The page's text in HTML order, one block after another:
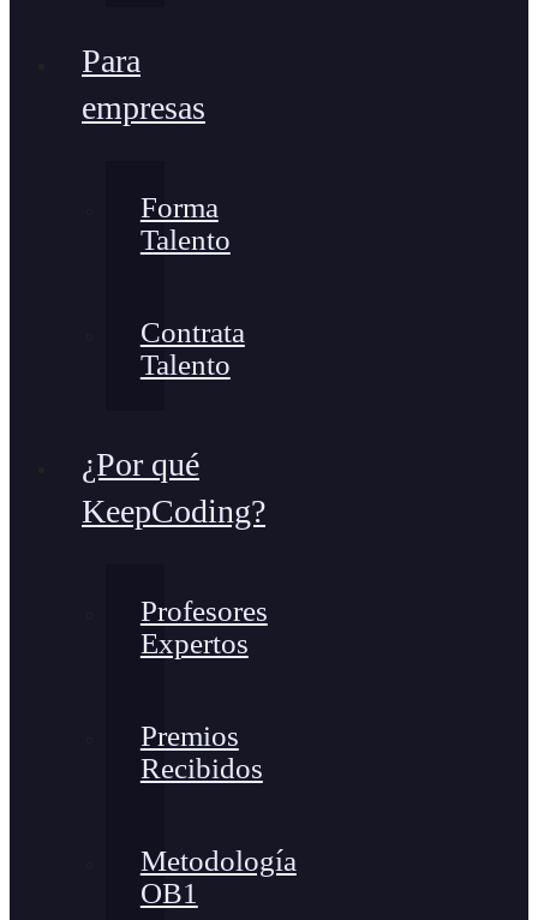
Para
empresas
Forma
Talento
Contrata
Talento
¿Por qué
KeepCoding?
Profesores
Expertos
Premios
Recibidos
Metodología
OB1